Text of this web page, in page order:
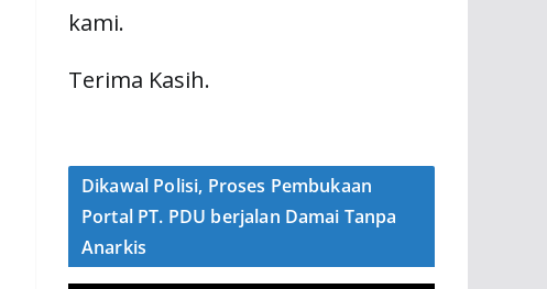
kami.
Terima Kasih.
Dikawal Polisi, Proses Pembukaan
Portal PT. PDU berjalan Damai Tanpa
Anarkis